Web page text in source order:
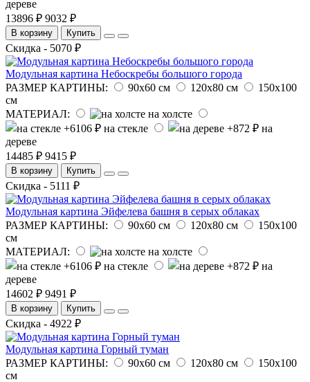
дереве
13896 ₽ 9032 ₽
В корзину Купить
Скидка - 5070 ₽
Модульная картина Небоскребы большого города
РАЗМЕР КАРТИНЫ:
90х60 см 120х80 см
150х100
см
МАТЕРИАЛ:
на холсте
на стекле
на
дереве
14485 ₽ 9415 ₽
В корзину Купить
Скидка - 5111 ₽
Модульная картина Эйфелева башня в серых облаках
РАЗМЕР КАРТИНЫ:
90х60 см 120х80 см
150х100
см
МАТЕРИАЛ:
на холсте
на стекле
на
дереве
14602 ₽ 9491 ₽
В корзину Купить
Скидка - 4922 ₽
Модульная картина Горный туман
РАЗМЕР КАРТИНЫ:
90х60 см 120х80 см
150х100
см